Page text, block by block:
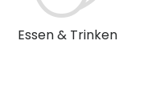
Essen & Trinken